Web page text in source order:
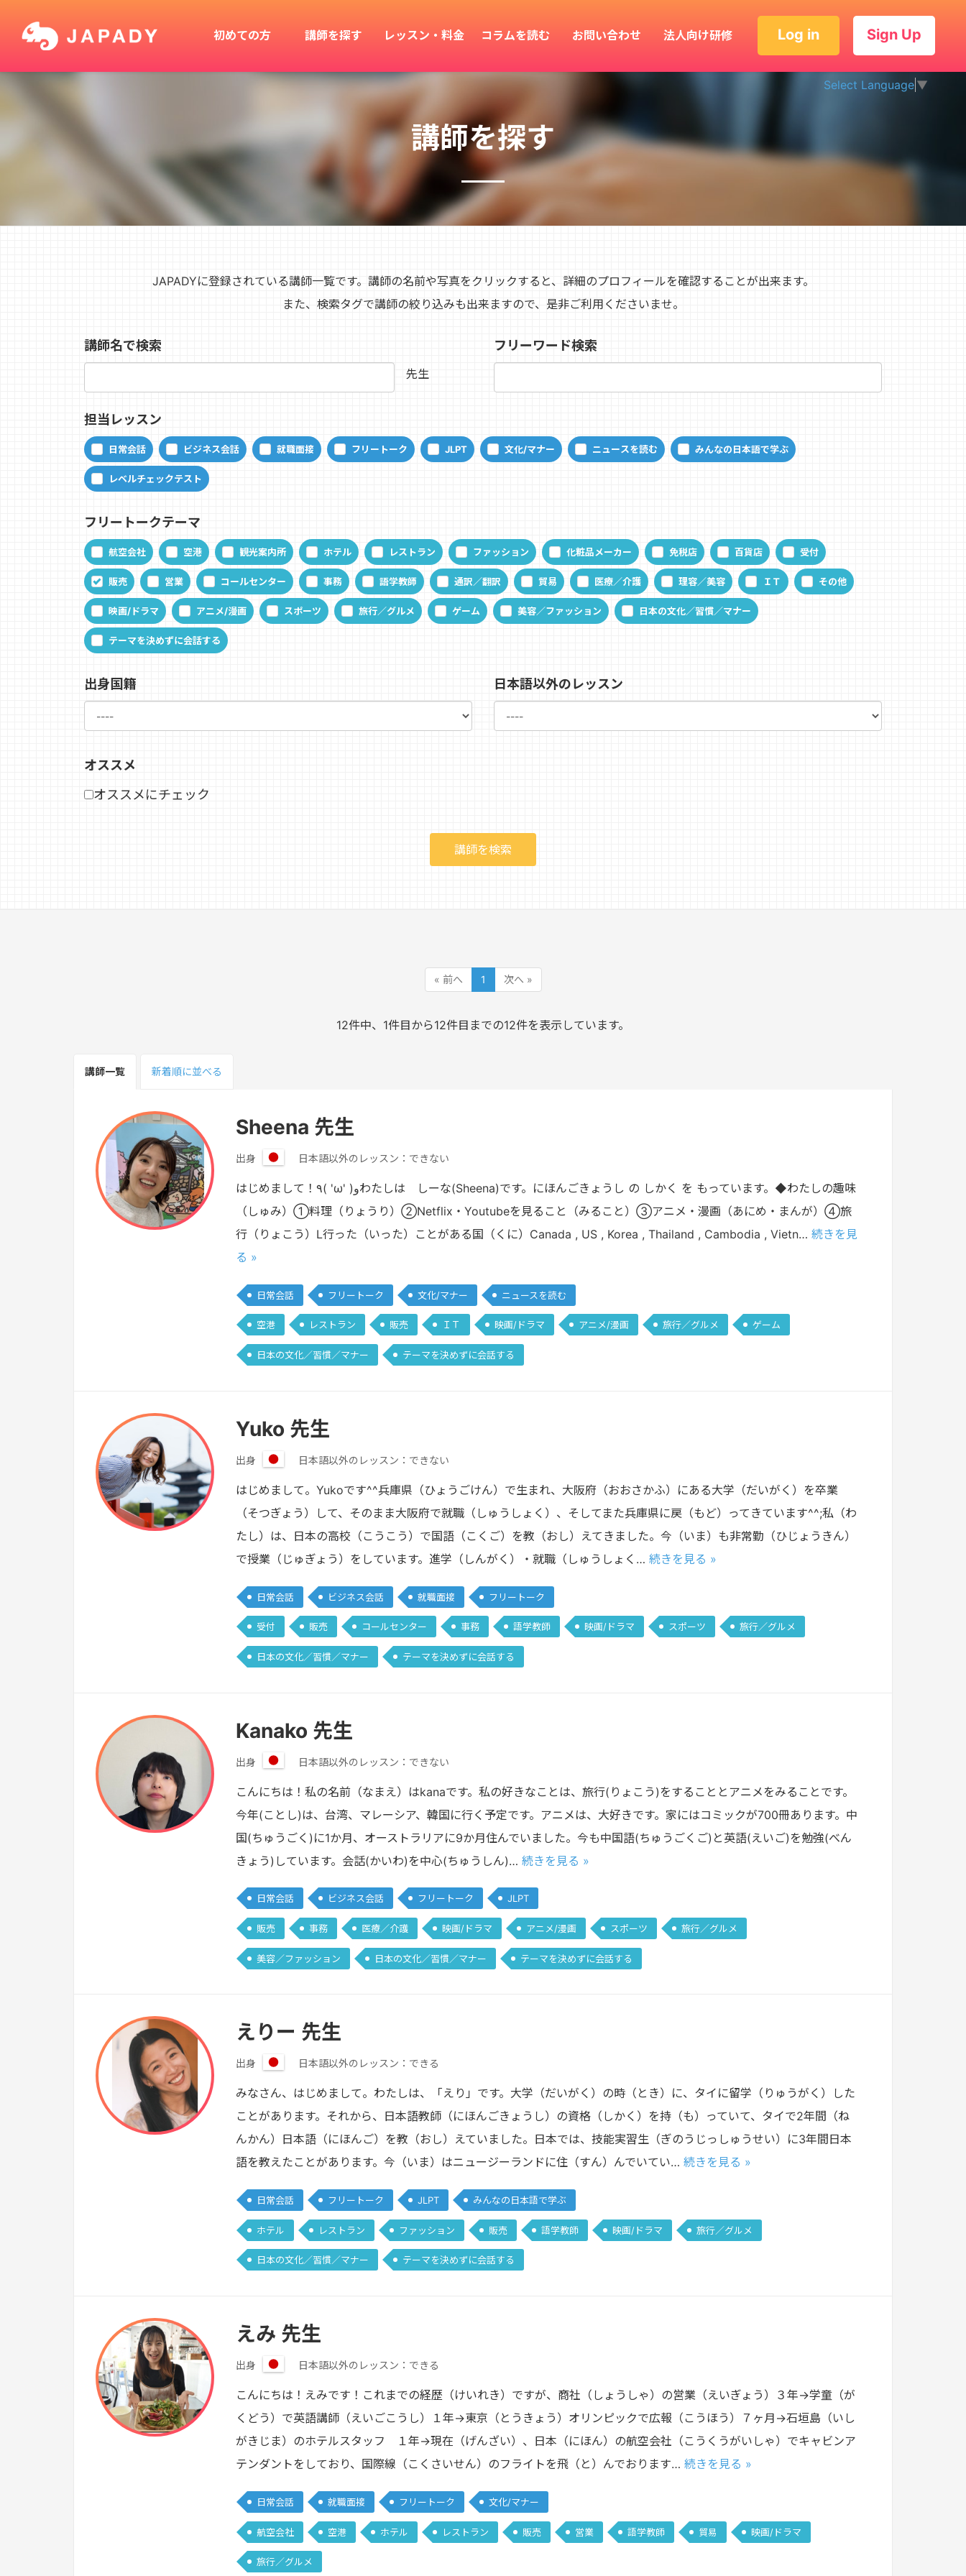
初めての方 講師を探す レッスン・料金 コラムを読む お問い合わせ 法人向け研修 Log in Sign Up
Select Language ▼
講師を探す
JAPADYに登録されている講師一覧です。講師の名前や写真をクリックすると、詳細のプロフィールを確認することが出来ます。
また、検索タグで講師の絞り込みも出来ますので、是非ご利用くださいませ。
講師名で検索
先生
フリーワード検索
担当レッスン
日常会話 ビジネス会話 就職面接 フリートーク JLPT 文化/マナー ニュースを読む みんなの日本語で学ぶ
レベルチェックテスト
フリートークテーマ
航空会社 空港 観光案内所 ホテル レストラン ファッション 化粧品メーカー 免税店 百貨店 受付
販売 営業 コールセンター 事務 語学教師 通訳／翻訳 貿易 医療／介護 理容／美容 ＩＴ その他
映画/ドラマ アニメ/漫画 スポーツ 旅行／グルメ ゲーム 美容／ファッション 日本の文化／習慣／マナー
テーマを決めずに会話する
出身国籍 日本語以外のレッスン
オススメ
オススメにチェック
« 前へ 1 次へ »
12件中、1件目から12件目までの12件を表示しています。
講師一覧 新着順に並べる
Sheena 先生
出身
日
本
日本語以外のレッスン：できない
はじめまして！٩( 'ω' )وわたしは しーな(Sheena)です。にほんごきょうし の しかく を もっています。◆わたしの趣味
（しゅみ）①料理（りょうり）②Netflix・Youtubeを見ること（みること）③アニメ・漫画（あにめ・まんが）④旅
行（りょこう）L行った（いった）ことがある国（くに）Canada , US , Korea , Thailand , Cambodia , Vietn… 続きを見
る »
日常会話 フリートーク 文化/マナー ニュースを読む
空港 レストラン 販売 ＩＴ 映画/ドラマ アニメ/漫画 旅行／グルメ ゲーム
日本の文化／習慣／マナー テーマを決めずに会話する
Yuko 先生
出身
日
本
日本語以外のレッスン：できない
はじめまして。Yukoです^^兵庫県（ひょうごけん）で生まれ、大阪府（おおさかふ）にある大学（だいがく）を卒業
（そつぎょう）して、そのまま大阪府で就職（しゅうしょく）、そしてまた兵庫県に戻（もど）ってきています^^;私（わ
たし）は、日本の高校（こうこう）で国語（こくご）を教（おし）えてきました。今（いま）も非常勤（ひじょうきん）
で授業（じゅぎょう）をしています。進学（しんがく）・就職（しゅうしょく… 続きを見る »
日常会話 ビジネス会話 就職面接 フリートーク
受付 販売 コールセンター 事務 語学教師 映画/ドラマ スポーツ 旅行／グルメ
日本の文化／習慣／マナー テーマを決めずに会話する
Kanako 先生
出身
本
日本語以外のレッスン：できない
こんにちは！私の名前（なまえ）はkanaです。私の好きなことは、旅行(りょこう)をすることとアニメをみることです。
今年(ことし)は、台湾、マレーシア、韓国に行く予定です。アニメは、大好きです。家にはコミックが700冊あります。中
国(ちゅうごく)に1か月、オーストラリアに9か月住んでいました。今も中国語(ちゅうごくご)と英語(えいご)を勉強(べん
きょう)しています。会話(かいわ)を中心(ちゅうしん)… 続きを見る »
日常会話 ビジネス会話 フリートーク JLPT
販売 事務 医療／介護 映画/ドラマ アニメ/漫画 スポーツ 旅行／グルメ
美容／ファッション 日本の文化／習慣／マナー テーマを決めずに会話する
えりー 先生
出身
本
日本語以外のレッスン：できる
みなさん、はじめまして。わたしは、「えり」です。大学（だいがく）の時（とき）に、タイに留学（りゅうがく）した
ことがあります。それから、日本語教師（にほんごきょうし）の資格（しかく）を持（も）っていて、タイで2年間（ね
んかん）日本語（にほんご）を教（おし）えていました。日本では、技能実習生（ぎのうじっしゅうせい）に3年間日本
語を教えたことがあります。今（いま）はニュージーランドに住（すん）んでいてい… 続きを見る »
日常会話 フリートーク JLPT みんなの日本語で学ぶ
ホテル レストラン ファッション 販売 語学教師 映画/ドラマ 旅行／グルメ
日本の文化／習慣／マナー テーマを決めずに会話する
えみ 先生
出身
日
本
日本語以外のレッスン：できる
こんにちは！えみです！これまでの経歴（けいれき）ですが、商社（しょうしゃ）の営業（えいぎょう）３年→学童（が
くどう）で英語講師（えいごこうし）１年→東京（とうきょう）オリンピックで広報（こうほう）７ヶ月→石垣島（いし
がきじま）のホテルスタッフ １年→現在（げんざい）、日本（にほん）の航空会社（こうくうがいしゃ）でキャビンア
テンダントをしており、国際線（こくさいせん）のフライトを飛（と）んでおります… 続きを見る »
日常会話 就職面接 フリートーク 文化/マナー
航空会社 空港 ホテル レストラン 販売 営業 語学教師 貿易 映画/ドラマ
旅行／グルメ